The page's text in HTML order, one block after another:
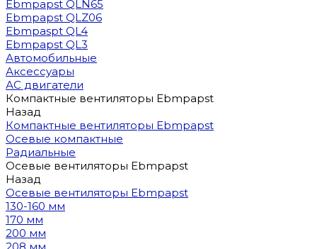
Ebmpapst QLN65
Ebmpapst QLZ06
Ebmpaspt QL4
Ebmpapst QL3
Автомобильные
Аксессуары
АС двигатели
Компактные вентиляторы Ebmpapst
Назад
Компактные вентиляторы Ebmpapst
Осевые компактные
Радиальные
Осевые вентиляторы Ebmpapst
Назад
Осевые вентиляторы Ebmpapst
130-160 мм
170 мм
200 мм